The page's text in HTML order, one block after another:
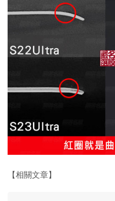
【相關文章】